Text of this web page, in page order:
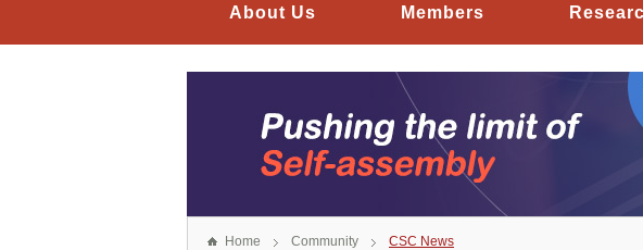
About Us Members
Home Community CSC News